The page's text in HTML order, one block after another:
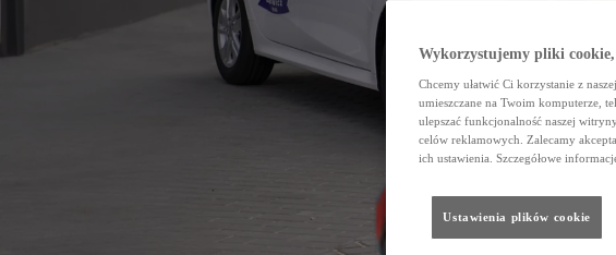
Wykorzystujemy pliki
Chcemy ułatwić Ci korzystanie z
umieszczane na Twoim komputerze,
ulepszać funkcjonalność naszej
celów reklamowych. Zalecamy
ich ustawienia. Szczegółowe
Ustawienia plików cookie